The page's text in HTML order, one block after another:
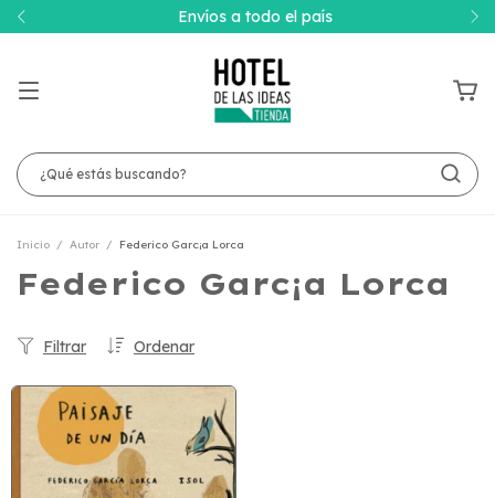
Envíos a todo el país
Inicio / Autor / Federico Garc¡a Lorca
Federico Garc¡a Lorca
Ordenar
Filtrar